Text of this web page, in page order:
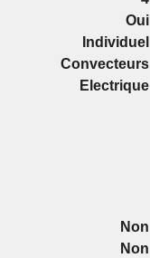
Oui
Individuel
Convecteurs
Electrique
Non
Non